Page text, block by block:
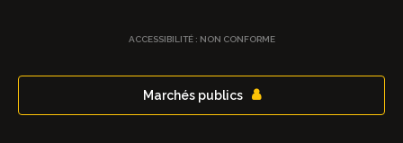
ACCESSIBILITÉ : NON CONFORME
Marchés publics